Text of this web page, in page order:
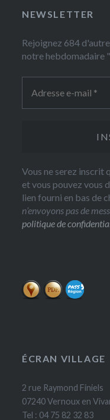
NEWSLETTER
Rejoignez 684
notre hebdomadaire
Vous ne serez inscrit
et vous pouvez vous
lien fourni en bas de
n’envoyons pas de
politique de
ÉCRAN VILLAGE
2 rue Raymond Finiels
07240 Vernoux en
Tel : 04 75 82 32 83